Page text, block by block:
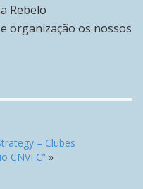
Rebelo
organização os nossos
– Clubes
CNVFC”»